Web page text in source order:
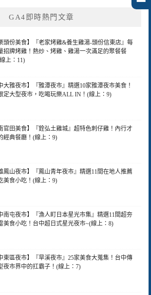
GA4即時熱門文章
頭份美食】『老家烤雞&養生雞湯-頭份信東店』每
招牌烤雞！熱炒、烤雞、雞湯一次滿足的聚餐餐
上：11)
大雅夜市】『雅潭夜市』精選10家雅潭夜市美食！
定大型夜市，吃喝玩樂ALL IN！(線上：9)
官田美食】『銓弘土雞城』超特色刺仔雞！內行才
經典餐廳！(線上：9)
鳳山夜市】『鳳山青年夜市』精選11間在地人推薦
美食小吃！(線上：9)
南屯夜市】『漁人町日本星光市集』精選11間超夯
美食小吃！台中超日式星光夜市~(線上：8)
東區夜市】『旱溪夜市』25家美食大蒐集！台中傳
夜市界中的扛霸子！(線上：7)